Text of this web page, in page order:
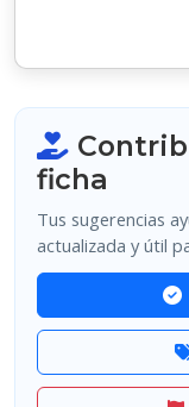
ficha
Tus sugerencias
actualizada y útil